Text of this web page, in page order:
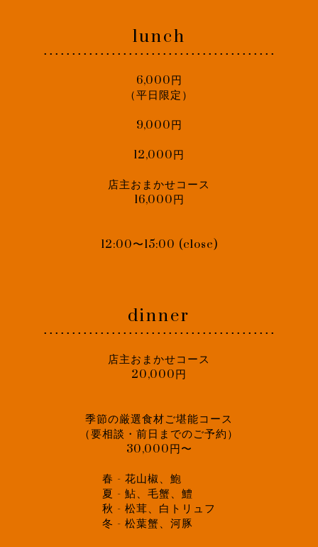
lunch
･････････････････････････････････････････
6,000円
（平日限定）
9,000円
12,000円
店主おまかせコース
16,000円
12:00〜15:00 (close)
dinner
･････････････････････････････････････････
店主おまかせコース
20,000円
季節の厳選食材ご堪能コース
（要相談・前日までのご予約）
30,000円〜
春 - 花山椒、鮑
夏 - 鮎、毛蟹、鱧
秋 - 松茸、白トリュフ
冬 - 松葉蟹、河豚